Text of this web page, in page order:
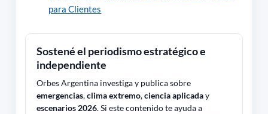
para Clientes
Sostené el periodismo estratégico e
independiente
Orbes Argentina investiga y publica sobre
emergencias,clima extremo,ciencia aplicaday
escenarios 2026. Si este contenido te ayuda a